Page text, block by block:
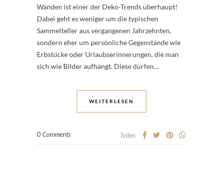
Wänden ist einer der Deko-Trends überhaupt!
Dabei geht es weniger um die typischen
Sammelteller aus vergangenen Jahrzehnten,
sondern eher um persönliche Gegenstände wie
Erbstücke oder Urlaubserinnerungen, die man
sich wie Bilder aufhängt. Diese dürfen…
WEITERLESEN
0 Comments Teilen